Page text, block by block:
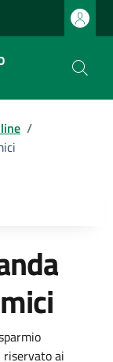
/
riservato ai